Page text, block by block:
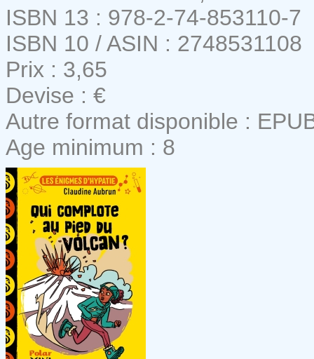
ISBN 13 : 978-2-74-853110-7
ISBN 10 / ASIN : 2748531108
Prix : 3,65
Devise : €
Autre format disponible :
Age minimum : 8